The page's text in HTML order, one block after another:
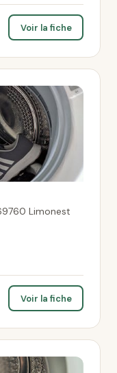
Voir la fiche
Limonest
Voir la fiche